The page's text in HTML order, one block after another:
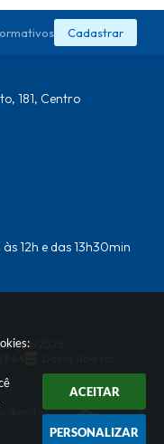
ACEITAR
PERSONALIZAR
Cadastrar
181, Centro
12h e das 13h30min
19/06/2026
direitos